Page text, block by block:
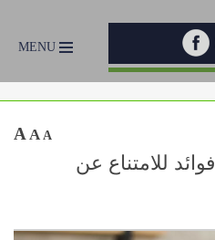
MENU
A A A
في يومه العالمي… 7 فوائد للامتناع عن